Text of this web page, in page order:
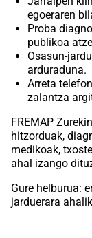
egoeraren
Proba
publikoa
Osasun-
arduraduna.
Arreta
zalantza
FREMAP
hitzorduak,
medikoak,
ahal izango
Gure helburua:
jarduerara